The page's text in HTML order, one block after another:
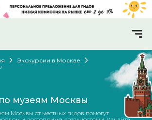
Экскурсии в Москве
музеям Москвы
Москвы от местных гидов помогут